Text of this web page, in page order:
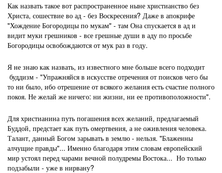
Как назвать такое вот распространенное ныне христианство без
Христа, сошествие во ад - без Воскресения? Даже в апокрифе
"Хождение Богородицы по мукам" - там Она спускается в ад и
видит муки грешников - все грешные души в аду по просьбе
Богородицы освобождаются от мук раз в году.
Я не знаю как назвать, из известного мне больше всего подходит
буддизм - "Упражняйся в искусстве отречения от поисков чего бы
то ни было, ибо отрешение от всякого желания есть счастие полного
покоя. Не желай же ничего: ни жизни, ни ее противоположности".
Для христианина путь погашения всех желаний, предлагаемый
Буддой, предстает как путь омертвения, а не оживления человека.
Талант, данный Богом зарывать в землю - нельзя. "Блаженны
алчущие правды"... Именно благодаря этим словам европейский
мир устоял перед чарами вечной полудремы Востока... Но только
подзабыли - уже в нирвану?